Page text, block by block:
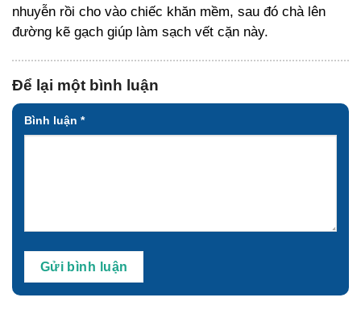
nhuyễn rồi cho vào chiếc khăn mềm, sau đó chà lên
đường kẽ gạch giúp làm sạch vết cặn này.
Để lại một bình luận
Bình luận *